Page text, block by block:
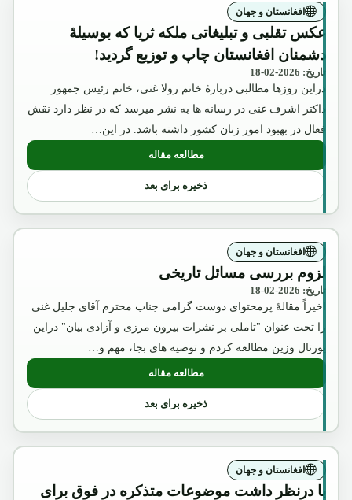
افغانستان و جهان
عکس تقلبی و تبلیغاتی ملکه ثریا که بوسیلۀ
دشمنان افغانستان چاپ و توزیع گردید!
تاریخ: 2026-02-18
دراین روزها مطالبی دربارۀ خانم رولا غنی، خانم رئیس جمهور
داکتر اشرف غنی در رسانه ها به نشر میرسد که در نظر دارد نقش
فعال در بهبود امور زنان کشور داشته باشد. در این…
مطالعه مقاله: عکس تقلبی و تبلیغاتی ملکه ثریا که
ذخیره برای بعد
افغانستان و جهان
لزوم بررسی مسائل تاریخی
تاریخ: 2026-02-18
اخیراً مقالۀ پرمحتوای دوست گرامی جناب محترم آقای جلیل غنی
را تحت عنوان "تاملی بر نشرات بیرون مرزی و آزادی بیان" دراین
پورتال وزین مطالعه کردم و توصیه های بجا، مهم و…
مطالعه مقاله: لزوم بررسی مسائل تاریخی
ذخیره برای بعد
افغانستان و جهان
با درنظر داشت موضوعات متذکره در فوق برای